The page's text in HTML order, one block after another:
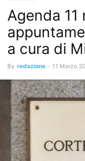
Agenda
a cura di
By redazione - 11 Marzo